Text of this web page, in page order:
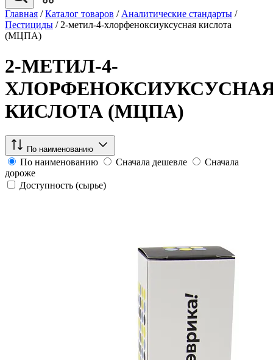
Главная / Каталог товаров / Аналитические стандарты /
Пестициды / 2-метил-4-хлорфеноксиуксусная кислота
(МЦПА)
2-МЕТИЛ-4-
КИСЛОТА (МЦПА)
По наименованию
По наименованию Сначала дешевле
Сначала
дороже
Доступность (сырье)